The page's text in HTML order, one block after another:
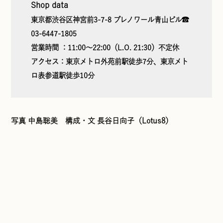
Shop data
東京都渋谷区神宮前3-7-8 ブレノワール青山ビル☎︎
03-6447-1805
営業時間 ：11:00～22:00（L.O. 21:30）不定休
アクセス：東京メトロ外苑前駅徒歩7分、東京メト
ロ表参道駅徒歩10分
写真 中島聡美 構成・文 長谷日向子（Lotus8）